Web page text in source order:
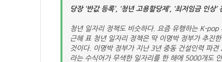
당장 ‘반값 등록’, ‘청년 고용할당제’, ‘최저임금 인상
청년 일자리 정책도 비슷하다. 요즘 유행하는 K-
근혜 표 청년 일자리 정책은 딱 이명박 정부가 추진
것이다. 이명박 정부가 지난 3년 중동 건설인력 파
라는 수식어가 무색한 일자리를 한 해에 5000개도